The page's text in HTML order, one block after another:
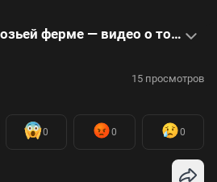
Открыл отель при козьей ферме — видео о том, что из этого вышло
15 просмотров
0 0 0